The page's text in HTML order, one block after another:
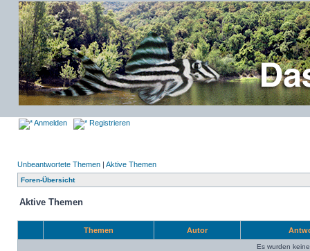
Anmelden Registrieren
Unbeantwortete Themen | Aktive Themen
Foren-Übersicht
Aktive Themen
Themen Autor
Es wurden